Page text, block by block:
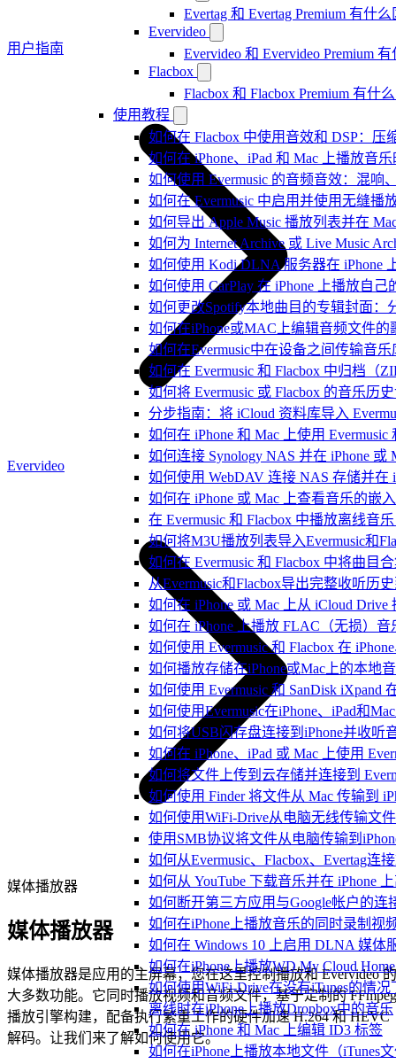
Evertag 和 Evertag Premium 有什
Evervideo
Evervideo 和 Evervideo Premium
Flacbox
Flacbox 和 Flacbox Premium 有什
使用教程
如何在 Flacbox 中使用音效和 DSP：压
如何在 iPhone、iPad 和 Mac 上播放音
如何使用 Evermusic 的音频音效：混
如何在 Evermusic 中启用并使用无缝播
如何导出 Apple Music 播放列表并在
如何为 Internet Archive 或 Live Music
如何使用 Kodi DLNA 服务器在 iPhone
如何使用 CarPlay 在 iPhone 上播放自己
如何更改Spotify本地曲目的专辑封面：
如何在iPhone或MAC上编辑音频文件的
如何在Evermusic中在设备之间传输音
如何在 Evermusic 和 Flacbox 中归档（
如何将 Evermusic 或 Flacbox 的音乐历
分步指南：将 iCloud 资料库导入
如何在 iPhone 和 Mac 上使用
如何连接 Synology NAS 并在 iPhone 或
如何使用 WebDAV 连接 NAS 存储并在
如何在 iPhone 或 Mac 上查看音乐的嵌
在 Evermusic 和 Flacbox 中播放离线音
如何将M3U播放列表导入Evermusic和
如何在 Evermusic 和 Flacbox 中将曲目
从Evermusic和Flacbox导出完整收听历
如何在 iPhone 或 Mac 上从 iCloud Drive
如何在 iPhone 上播放 FLAC（无损）音
如何使用 Evermusic 和 Flacbox 在
如何播放存储在iPhone或Mac上的本地
如何使用 Evermusic 和 SanDisk iXpand
如何使用Evermusic在iPhone、iPad和
如何将USB闪存盘连接到iPhone并收听
如何在 iPhone、iPad 或 Mac 上使用
如何将文件上传到云存储并连接到
如何使用 Finder 将文件从 Mac 传输到
如何使用WiFi-Drive从电脑无线传输文件
使用SMB协议将文件从电脑传输到
如何从Evermusic、Flacbox、Evertag连
如何从 YouTube 下载音乐并在 iPhone
如何断开第三方应用与Google帐户的连
如何在iPhone上播放音乐的同时录制视
如何在 Windows 10 上启用 DLNA 媒体
如何在iPhone上播放WD My Cloud
如何使用WiFi-Drive在没有iTunes的情
离线时在iPhone上播放Dropbox中的音乐
如何在 iPhone 和 Mac 上编辑 ID3 标签
如何在iPhone上播放本地文件（iTunes
用户指南
Evervideo
媒体播放器
媒体播放器
媒体播放器是应用的主屏幕，您在这里控制播放和 Evervideo 的
大多数功能。它同时播放视频和音频文件，基于定制的 FFmpeg
播放引擎构建，配备执行繁重工作的硬件加速 H.264 和 HEVC
解码。让我们来了解如何使用它。